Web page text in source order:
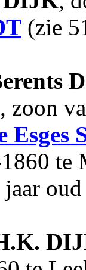
(zie
zoon
Esges
te
jaar